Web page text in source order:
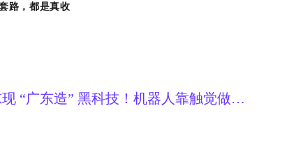
路，都是真收
现 “广东造” 黑科技！机器人靠触觉做冰